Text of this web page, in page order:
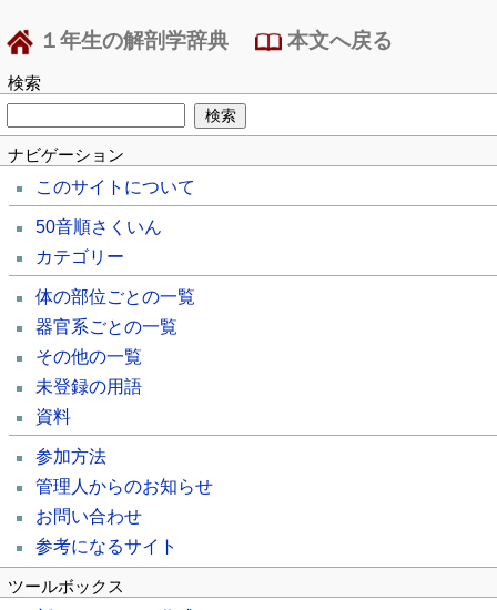
１年生の解剖学辞典 本文へ戻る
検索
ナビゲーション
このサイトについて
50音順さくいん
カテゴリー
体の部位ごとの一覧
器官系ごとの一覧
その他の一覧
未登録の用語
資料
参加方法
管理人からのお知らせ
お問い合わせ
参考になるサイト
ツールボックス